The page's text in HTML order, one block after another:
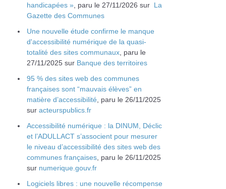
handicapées » , paru le 27/11/2026 sur La
Gazette des Communes
Une nouvelle étude confirme le manque
d'accessibilité numérique de la quasi-
totalité des sites communaux , paru le
27/11/2025 sur Banque des territoires
95 % des sites web des communes
françaises sont “mauvais élèves” en
matière d’accessibilité , paru le 26/11/2025
sur acteurspublics.fr
Accessibilité numérique : la DINUM, Déclic
et l’ADULLACT s’associent pour mesurer
le niveau d’accessibilité des sites web des
communes françaises , paru le 26/11/2025
sur numerique.gouv.fr
Logiciels libres : une nouvelle récompense